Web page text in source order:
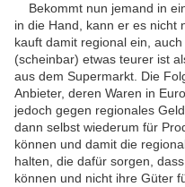
Bekommt nun jemand in
in die Hand, kann er es nicht
kauft damit regional ein,
(scheinbar) etwas teurer ist
aus dem Supermarkt. Die
Anbieter, deren Waren in
jedoch gegen regionales
dann selbst wiederum für
können und damit die
halten, die dafür sorgen,
können und nicht ihre Güter